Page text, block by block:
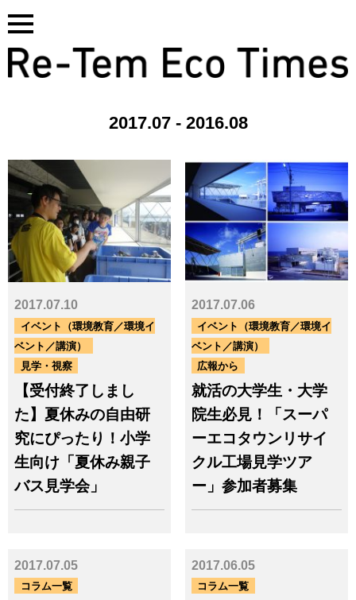
Skip
to
content
2017.07 - 2016.08
基本サービス一覧はこちら
タグ
CO₂GHGPCBSDGs
エネルギーサステナブル
サーキュラーエコノミー
トラックパリ協定
フェアマインドゴールドフロン
ペットボトル マニフェスト
リサイクル
不法投棄不適正処理
事前協議制度 健康
再生可能エネルギー
気候変動水 水銀
温室効果ガス温暖化
環境問題環境教育
2017.07.10
イベント（環境教育／環境イ
ベント／講演）
見学・視察
【受付終了しまし
た】夏休みの自由研
究にぴったり！小学
生向け「夏休み親子
バス見学会」
2017.07.06
イベント（環境教育／環境イ
ベント／講演）
広報から
就活の大学生・大学
院生必見！「スーパ
ーエコタウンリサイ
クル工場見学ツア
ー」参加者募集
2017.07.05
コラム一覧
2017.06.05
コラム一覧